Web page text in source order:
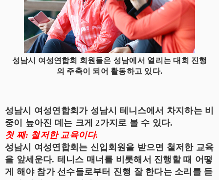
성남시 여성연합회 회원들은 성남에서 열리는 대회 진행
의 주축이 되어 활동하고 있다.
성남시 여성연합회가 성남시 테니스에서 차지하는 비
중이 높아진 데는 크게 2가지로 볼 수 있다.
첫 째: 철저한 교육이다.
성남시 여성연합회는 신입회원을 받으면 철저한 교육
을 앞세운다. 테니스 매너를 비롯해서 진행할 때 어떻
게 해야 참가 선수들로부터 진행 잘 한다는 소리를 듣